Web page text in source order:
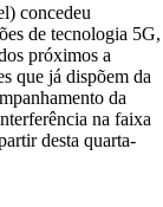
concedeu
de tecnologia 5G,
próximos a
que já dispõem da
da
na faixa
desta quarta-